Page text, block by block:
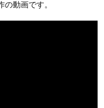
動画です。